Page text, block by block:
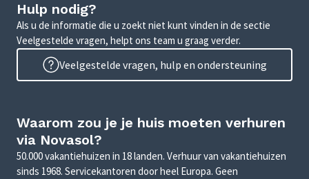
Hulp nodig?
Als u de informatie die u zoekt niet kunt vinden in de sectie
Veelgestelde vragen, helpt ons team u graag verder.
Veelgestelde vragen, hulp en ondersteuning
Waarom zou je je huis moeten verhuren
via Novasol?
50.000 vakantiehuizen in 18 landen. Verhuur van vakantiehuizen
sinds 1968. Servicekantoren door heel Europa. Geen